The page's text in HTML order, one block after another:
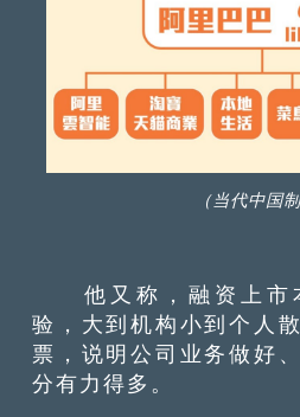
（当代中国制
他又称，融资上市
验，大到机构小到个人
票，说明公司业务做好
分有力得多。